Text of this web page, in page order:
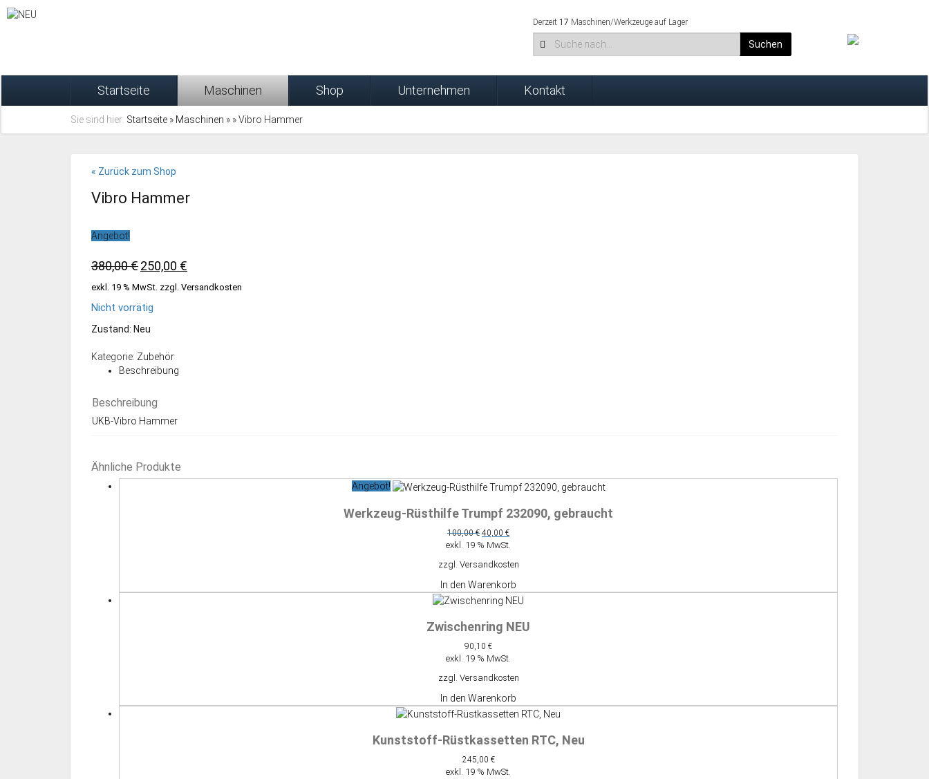
Derzeit 17 Maschinen/Werkzeuge auf Lager
Suchen
Startseite Maschinen Shop Unternehmen Kontakt
Sie sind hier: Startseite » Maschinen » » Vibro Hammer
« Zurück zum Shop
Vibro Hammer
Angebot!
380,00€Ursprünglicher
Preis
war:
380,00 €
250,00 €
Preis
exkl. 19 % MwSt. zzgl. Versandkosten
Nicht vorrätig
Zustand: Neu
Kategorie: Zubehör
Beschreibung
Beschreibung
UKB-Vibro Hammer
Ähnliche Produkte
Angebot!
Werkzeug-Rüsthilfe Trumpf 232090, gebraucht
100,00€ Ursprünglicher
Preis
100,00 €
40,00 €Aktueller
40,00 €.
exkl. 19 % MwSt.
zzgl. Versandkosten
In den Warenkorb
Zwischenring NEU
90,10 €
exkl. 19 % MwSt.
zzgl. Versandkosten
In den Warenkorb
Kunststoff-Rüstkassetten RTC, Neu
245,00 €
exkl. 19 % MwSt.